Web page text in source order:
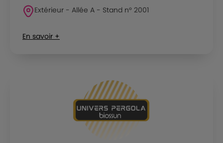
Extérieur - Allée A - Stand n° 2001
En savoir +